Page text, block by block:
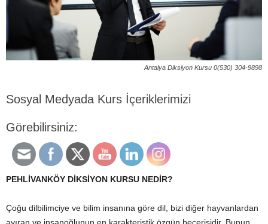
Antalya Diksiyon Kursu 0(530) 304-9898
Sosyal Medyada Kurs İçeriklerimizi
Görebilirsiniz:
PEHLİVANKÖY DİKSİYON KURSU NEDİR?
Çoğu dilbilimciye ve bilim insanına göre dil, bizi diğer hayvanlardan